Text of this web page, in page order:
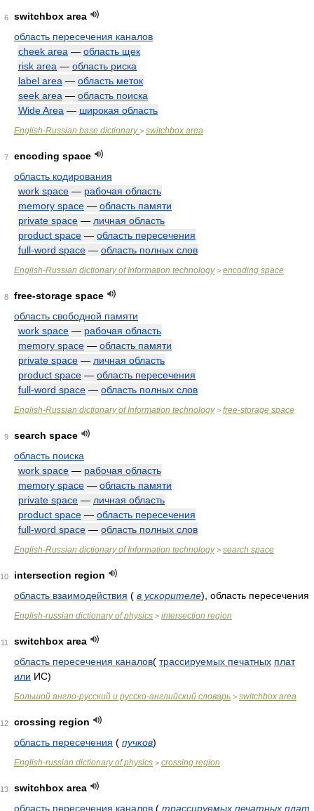
6
switchbox area
область пересечения каналов
cheek area — область щек
risk area — область риска
label area — область меток
seek area — область поиска
Wide Area — широкая область
English-Russian base dictionary> switchbox area
7
encoding space
область кодирования
work space — рабочая область
memory space — область памяти
private space — личная область
product space — область пересечения
full-word space — область полных слов
English-Russian dictionary of Information technology> encoding space
8
free-storage space
область свободной памяти
work space — рабочая область
memory space — область памяти
private space — личная область
product space — область пересечения
full-word space — область полных слов
English-Russian dictionary of Information technology> free-storage space
9
search space
область поиска
work space — рабочая область
memory space — область памяти
private space — личная область
product space — область пересечения
full-word space — область полных слов
English-Russian dictionary of Information technology> search space
10
intersection region
область взаимодействия ( в ускорителе) , область пересечения
English-russian dictionary of physics > intersection region
11
switchbox area
область пересечения каналов( трассируемых печатных плат
или ИС)
Большой англо-русский и русско-английский словарь > switchbox area
12
crossing region
область пересечения ( пучков)
English-russian dictionary of physics > crossing region
13
switchbox area
область пересечения каналов ( трассируемых печатных плат